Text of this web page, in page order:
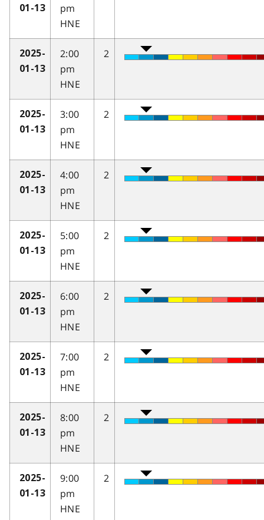
01-13
pm
HNE
2025-
01-13
2:00
pm
HNE
2
2025-
01-13
3:00
pm
HNE
2
2025-
01-13
4:00
pm
HNE
2
2025-
01-13
5:00
pm
HNE
2
2025-
01-13
6:00
pm
HNE
2
2025-
01-13
7:00
pm
HNE
2
2025-
01-13
8:00
pm
HNE
2
2025-
01-13
9:00
pm
HNE
2